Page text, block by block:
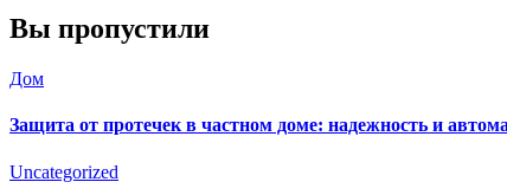
Вы пропустили
Дом
Защита от протечек в частном доме: надежность и
Uncategorized